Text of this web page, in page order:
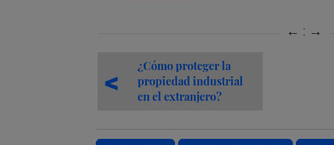
¿Cómo proteger la
propiedad industrial
en el extranjero?